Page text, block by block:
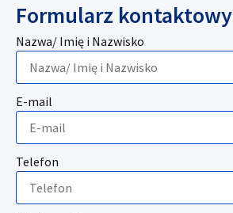
Formularz kontaktowy
Nazwa/ Imię i Nazwisko
E-mail
Telefon